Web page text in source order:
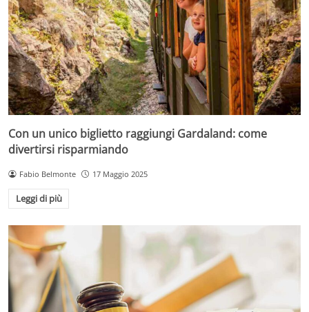
Con un unico biglietto raggiungi Gardaland: come
divertirsi risparmiando
Fabio Belmonte 17 Maggio 2025
Leggi di più